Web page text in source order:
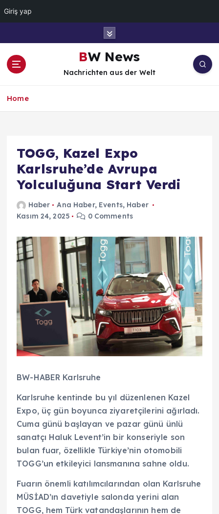
Giriş yap
BW News
Nachrichten aus der Welt
Home
TOGG, Kazel Expo
Karlsruhe’de Avrupa
Yolculuğuna Start Verdi
Haber Ana Haber, Events, Haber
Kasım 24, 2025
0 Comments
BW-HABER Karlsruhe
Karlsruhe kentinde bu yıl düzenlenen Kazel
Expo, üç gün boyunca ziyaretçilerini ağırladı.
Cuma günü başlayan ve pazar günü ünlü
sanatçı Haluk Levent’in bir konseriyle son
bulan fuar, özellikle Türkiye’nin otomobili
TOGG’un etkileyici lansmanına sahne oldu.
Fuarın önemli katılımcılarından olan Karlsruhe
MÜSİAD’ın davetiyle salonda yerini alan
TOGG, hem Türk vatandaşlarının hem de